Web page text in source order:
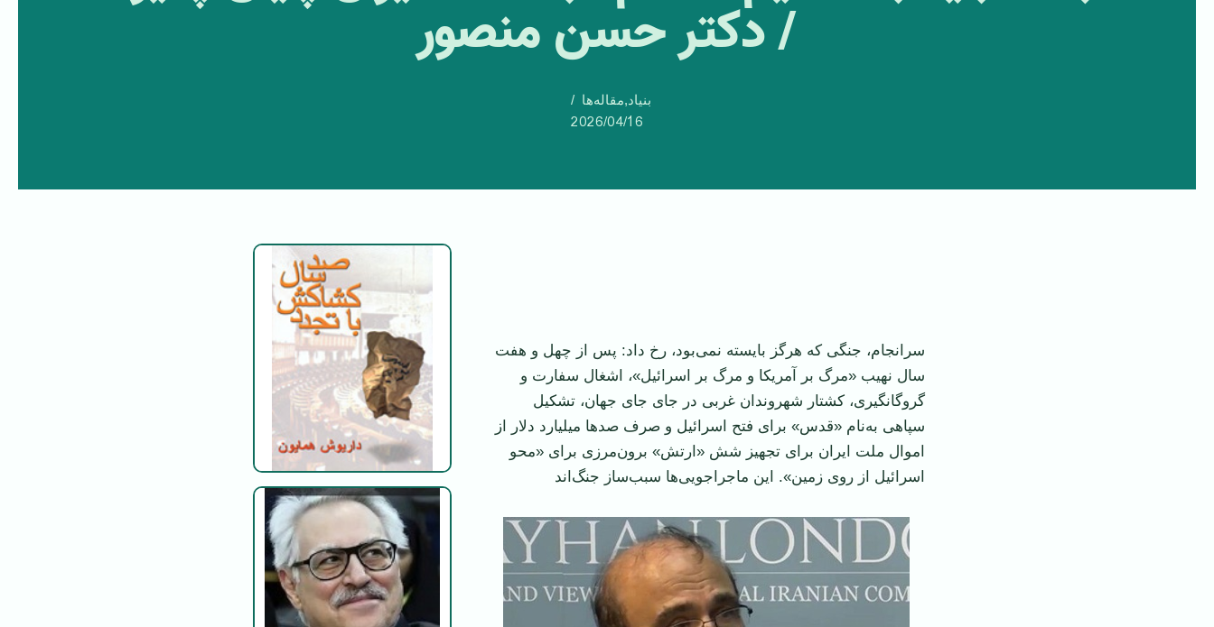
/ دکتر حسن منصور
بنیاد,مقاله‌ها
2026/04/16
سرانجام، جنگی که هرگز بایسته نمی‌بود، رخ داد: پس از چهل و هفت
سال نهیب «مرگ بر آمریکا و مرگ بر اسرائیل»، اشغال سفارت و
گروگانگیری، کشتار شهروندان غربی در جای جای جهان، تشکیل
سپاهی به‌نام «قدس» برای فتح اسرائیل و صرف صدها میلیارد دلار از
اموال ملت ایران برای تجهیز شش «ارتش» برون‌مرزی برای «محو
اسرائیل از روی زمین». این ماجراجویی‌ها سبب‌ساز جنگ‌اند